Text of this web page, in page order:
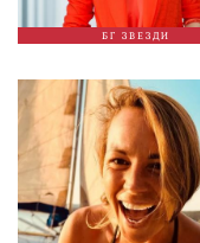
БГ ЗВЕЗДИ